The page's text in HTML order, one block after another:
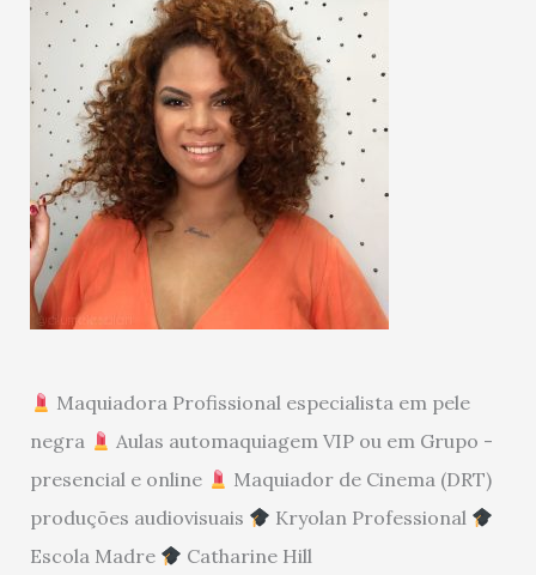
Maquiadora Profissional especialista em pele
negra
Aulas automaquiagem VIP ou em Grupo -
presencial e online
Maquiador de Cinema (DRT)
produções audiovisuais
Kryolan Professional
Escola Madre
Catharine Hill